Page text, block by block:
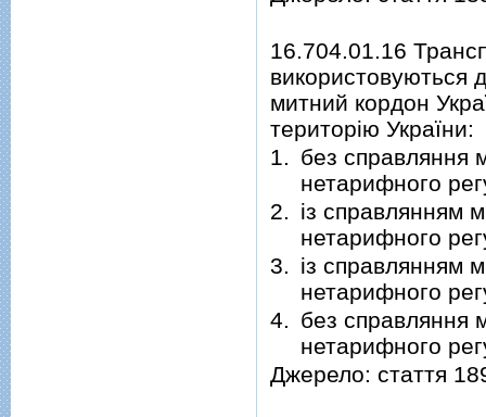
16.704.01.16
використовуються
митний кордон
територію України:
1. без справляння
нетарифного
2. із справлянням
нетарифного
3. із справлянням
нетарифного
4. без справляння
нетарифного
Джерело: стаття